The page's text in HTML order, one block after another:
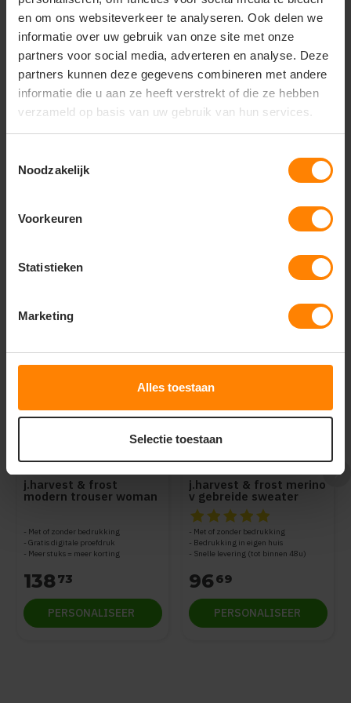
en om ons websiteverkeer te analyseren. Ook delen we
informatie over uw gebruik van onze site met onze
partners voor social media, adverteren en analyse. Deze
partners kunnen deze gegevens combineren met andere
informatie die u aan ze heeft verstrekt of die ze hebben
verzameld op basis van uw gebruik van hun services.
Noodzakelijk
Voorkeuren
Statistieken
Marketing
Alles toestaan
Selectie toestaan
Vragen? Neem contact
op met onze
klantenservice
call +31(0)418 511 972
Dit vind je misschien ook leuk
j.harvest & frost
modern trouser woman
Met of zonder bedrukking
Gratis digitale proefdruk
Meer stuks = meer korting
13873
PERSONALISEER
j.harvest & frost merino
v gebreide sweater
dames 2930103
De beoordeling van dit
Met of zonder bedrukking
Bedrukking in eigen huis
Snelle levering (tot binnen 48u)
9669
PERSONALISEER